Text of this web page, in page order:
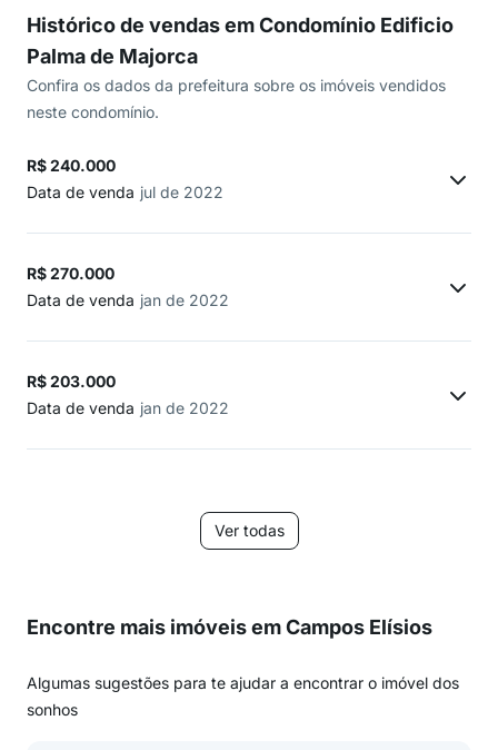
Histórico de vendas em Condomínio Edificio
Palma de Majorca
Confira os dados da prefeitura sobre os imóveis vendidos
neste condomínio.
R$ 240.000
Data de venda jul de 2022
R$ 270.000
Data de venda jan de 2022
R$ 203.000
Data de venda jan de 2022
Ver todas
Encontre mais imóveis em Campos Elísios
Algumas sugestões para te ajudar a encontrar o imóvel dos
sonhos